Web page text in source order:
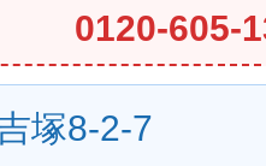
0120-605-
塚8-2-7